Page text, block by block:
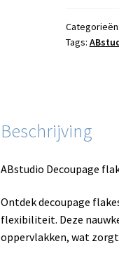
Categorieën:
Tags:
Beschrijving
ABstudio Decoupage
Ontdek decoupage
flexibiliteit. Deze
oppervlakken, wat